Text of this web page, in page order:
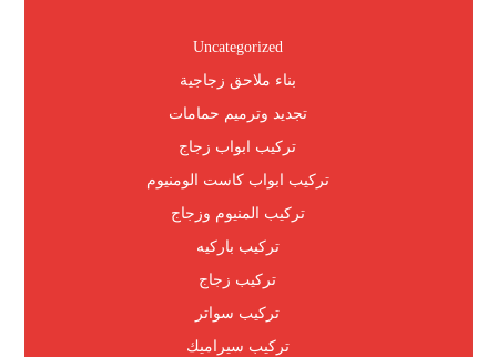
Uncategorized
بناء ملاحق زجاجية
تجديد وترميم حمامات
تركيب ابواب زجاج
تركيب ابواب كاست الومنيوم
تركيب المنيوم وزجاج
تركيب باركيه
تركيب زجاج
تركيب سواتر
تركيب سيراميك